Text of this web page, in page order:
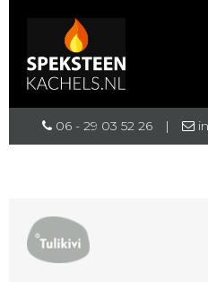
06 - 29 03 52 26 |